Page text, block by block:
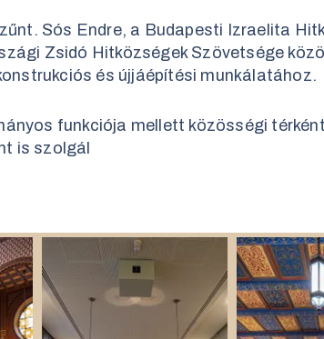
Sós Endre, a Budapesti Izraelita
Zsidó Hitközségek Szövetsége
és újjáépítési munkálatához.
funkciója mellett közösségi
is szolgál